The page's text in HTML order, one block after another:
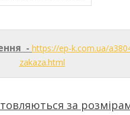
- https://ep-k.com.ua/
zakaza.html
за